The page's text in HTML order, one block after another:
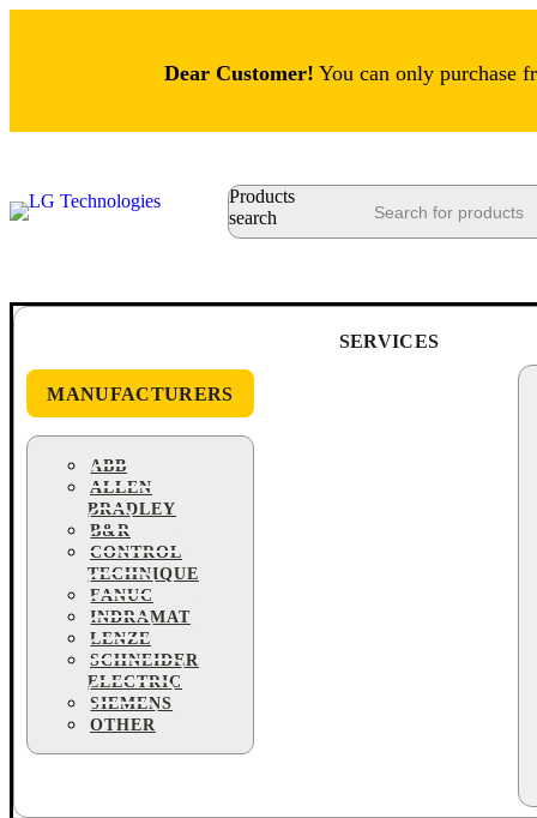
Dear Customer! You can only purchase
Products
search
MANUFACTURERS
ABB
ALLEN
BRADLEY
B&R
CONTROL
TECHNIQUE
FANUC
INDRAMAT
LENZE
SCHNEIDER
ELECTRIC
SIEMENS
OTHER
SERVICES